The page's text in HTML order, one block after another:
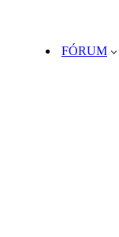
FÓRUM